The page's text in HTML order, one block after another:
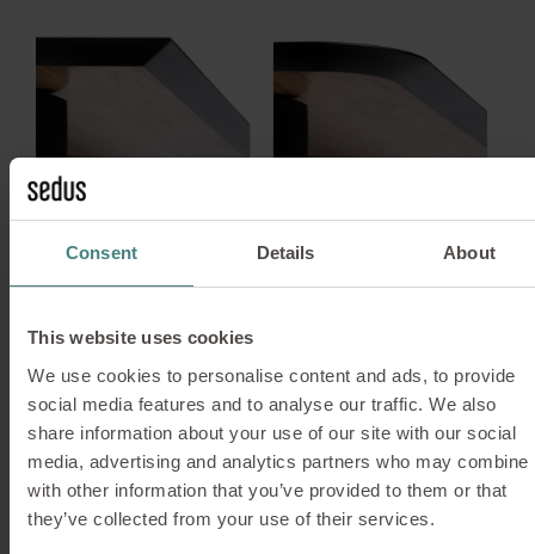
Consent Details About
This website uses cookies
We use cookies to personalise content and ads, to provide
social media features and to analyse our traffic. We also
share information about your use of our site with our social
media, advertising and analytics partners who may combine
with other information that you’ve provided to them or that
they’ve collected from your use of their services.
Tablero
Con esquinas cuadradas o redondeadas
Con o sin canteado biselado